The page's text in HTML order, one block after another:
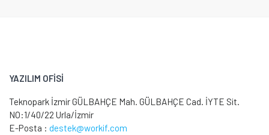
YAZILIM OFİSİ
Teknopark İzmir GÜLBAHÇE Mah. GÜLBAHÇE Cad. İYTE Sit.
NO:1/40/22 Urla/İzmir
E-Posta : destek@workif.com